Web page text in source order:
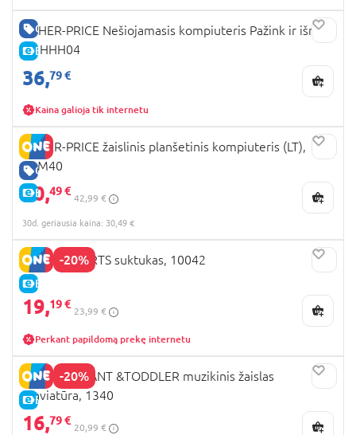
GERA KAINA
E-KAINA
FISHER-PRICE Nešiojamasis kompiuteris Pažink ir išmok
LT, HHH04
36,79 €
Kaina galioja tik internetu
GERA KAINA
E-KAINA
FISHER-PRICE žaislinis planšetinis kompiuteris (LT),
DLM40
30,49 €
42,99 €
30d. geriausia kaina: 30,49 €
-20%
E-KAINA
BRIGHT STARTS suktukas, 10042
19,19 €
23,99 €
Perkant papildomą prekę internetu
-20%
E-KAINA
PLAYGO INFANT &TODDLER muzikinis žaislas
Klaviatūra, 1340
16,79 €
20,99 €